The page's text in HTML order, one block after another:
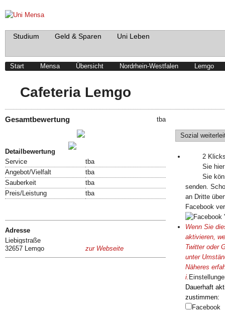
Studium Geld & Sparen Uni Leben
Start Mensa Übersicht Nordrhein-Westfalen Lemgo
Cafeteria Lemgo
Gesamtbewertung tba
Bewertung abgeben!
Detailbewertung
Service
tba
Angebot/Vielfalt
tba
Sauberkeit
tba
Preis/Leistung
tba
Adresse
Liebigstraße
32657 Lemgo
zur Webseite
Sozial
2
Sie
Sie
senden.
an Dritte
Facebook
Wenn Sie
aktivieren,
Twitter oder
unter
Näheres
i.
Dauerhaft
zustimmen:
Facebook